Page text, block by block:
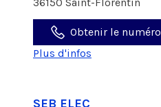
Obtenir le numéro
Plus d'infos
SEB ELEC